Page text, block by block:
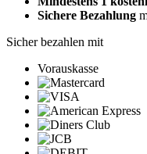
Sichere Bezahlung
Sicher bezahlen mit
Vorauskasse